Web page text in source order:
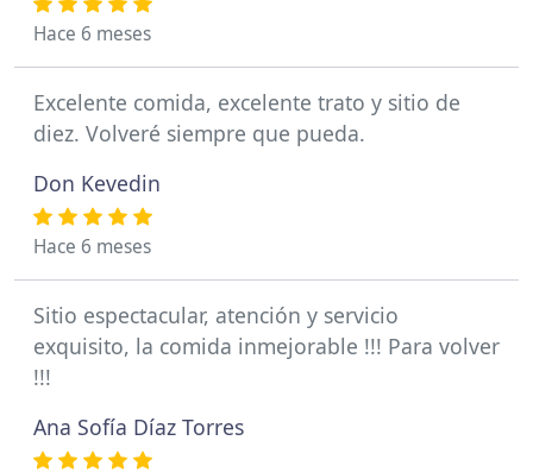
Hace 6 meses
Excelente comida, excelente trato y sitio de
diez. Volveré siempre que pueda.
Don Kevedin
Hace 6 meses
Sitio espectacular, atención y servicio
exquisito, la comida inmejorable !!! Para volver
!!!
Ana Sofía Díaz Torres